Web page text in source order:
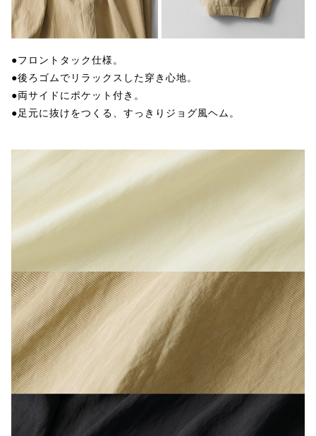
●フロントタック仕様。
●後ろゴムでリラックスした穿き心地。
●両サイドにポケット付き。
●足元に抜けをつくる、すっきりジョグ風ヘム。